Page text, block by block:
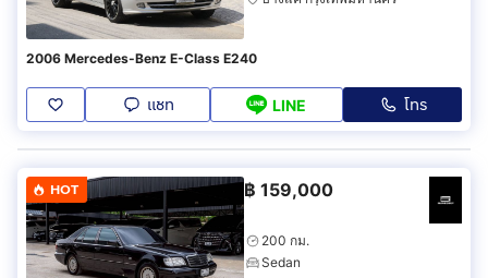
2006 Mercedes-Benz E-Class E240
แชท LINE โทร
HOT ฿ 159,000
200 กม.
Sedan